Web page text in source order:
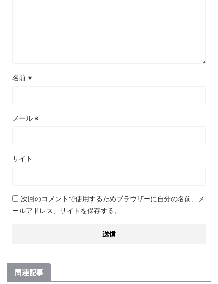
名前 ※
メール ※
サイト
次回のコメントで使用するためブラウザーに自分の名前、メ
ールアドレス、サイトを保存する。
関連記事